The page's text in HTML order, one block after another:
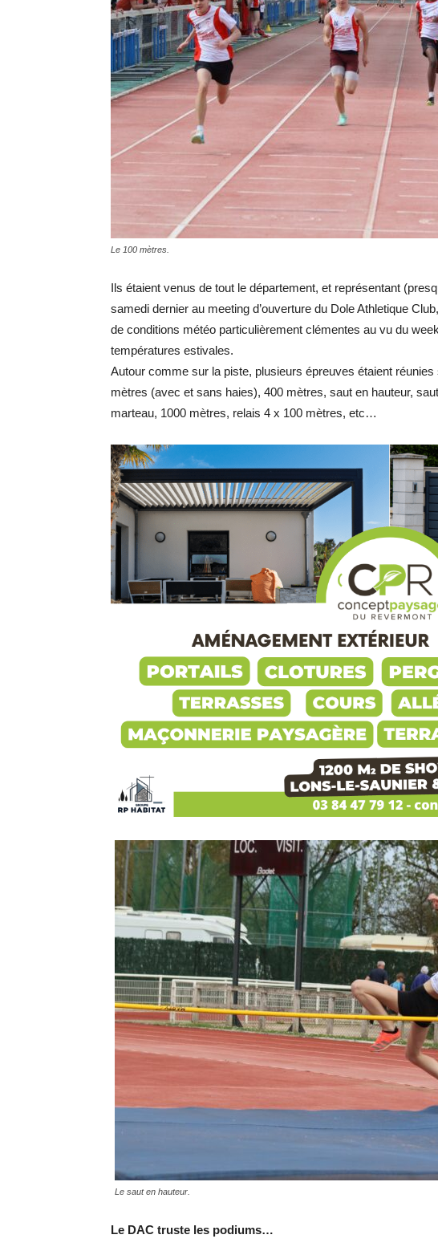
Le 100 mètres.
Ils étaient venus de tout le département, et représentant
samedi dernier au meeting d’ouverture du Dole Athletique
de conditions météo particulièrement clémentes au vu du
températures estivales.
Autour comme sur la piste, plusieurs épreuves étaient
mètres (avec et sans haies), 400 mètres, saut en hauteur,
marteau, 1000 mètres, relais 4 x 100 mètres, etc…
Le saut en hauteur.
Le DAC truste les podiums…